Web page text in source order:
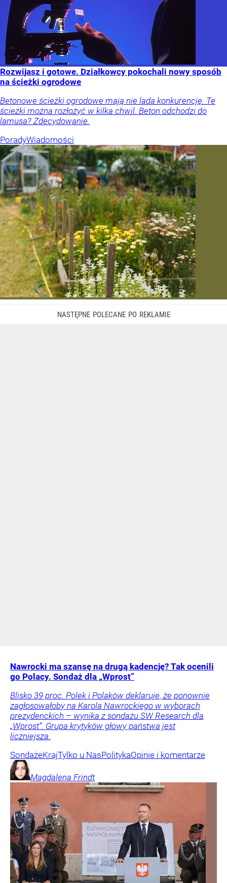
Rozwijasz i gotowe. Działkowcy pokochali nowy sposób
na ścieżki ogrodowe
Betonowe ścieżki ogrodowe mają nie lada konkurencję. Te
ścieżki można rozłożyć w kilka chwil. Beton odchodzi do
lamusa? Zdecydowanie.
PoradyWiadomości
Nawrocki ma szansę na drugą kadencję? Tak ocenili
go Polacy. Sondaż dla „Wprost”
Blisko 39 proc. Polek i Polaków deklaruje, że ponownie
zagłosowałoby na Karola Nawrockiego w wyborach
prezydenckich – wynika z sondażu SW Research dla
„Wprost”. Grupa krytyków głowy państwa jest
liczniejsza.
SondażeKrajTylko u NasPolitykaOpinie i komentarze
Magdalena Frindt